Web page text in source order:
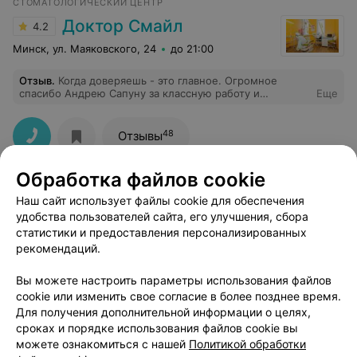
СТОМАТОЛОГИЧЕСКИЙ ЦЕНТР
4.2 Доктор Смайл
Минск, ул. Маяковского, 24 до 21:00
Отзыв. Когда доверяешь - это главное. Огромное
спасибо Андрею Сапуну за классную работу и
Еще
Отзывы48
Цены:
Лазерное отбеливание зубов
от 403 руб.
Офисное отбеливание зубов
от 150 руб.
Фотоотбеливание холодным
Профессиональное
отбеливание (система
Opalescence)
от 300 руб.
Обработка файлов cookie
Наш сайт использует файлы cookie для обеспечения
удобства пользователей сайта, его улучшения, сбора
статистики и предоставления персонализированных
рекомендаций.
Вы можете настроить параметры использования файлов
cookie или изменить свое согласие в более позднее время.
Для получения дополнительной информации о целях,
сроках и порядке использования файлов cookie вы
можете ознакомиться с нашей Политикой обработки